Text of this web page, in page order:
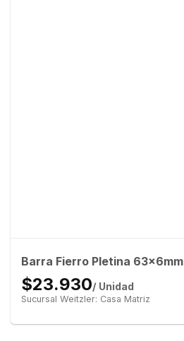
Barra Fierro Pletina 63x6mm
$23.930/ Unidad
Sucursal Weitzler: Casa Matriz